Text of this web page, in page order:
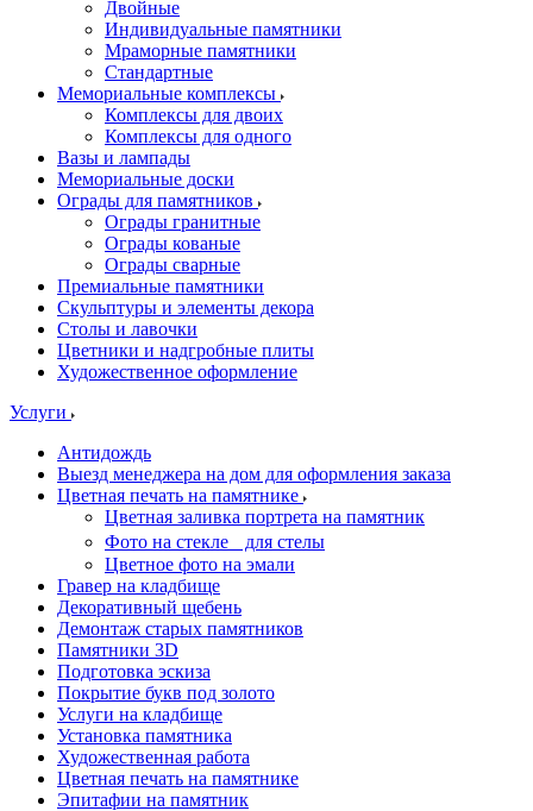
Двойные
Индивидуальные памятники
Мраморные памятники
Стандартные
Мемориальные комплексы
Комплексы для двоих
Комплексы для одного
Вазы и лампады
Мемориальные доски
Ограды для памятников
Ограды гранитные
Ограды кованые
Ограды сварные
Премиальные памятники
Скульптуры и элементы декора
Столы и лавочки
Цветники и надгробные плиты
Художественное оформление
Услуги
Антидождь
Выезд менеджера на дом для оформления заказа
Цветная печать на памятнике
Цветная заливка портрета на памятник
Фото на стекле для стелы
Цветное фото на эмали
Гравер на кладбище
Декоративный щебень
Демонтаж старых памятников
Памятники 3D
Подготовка эскиза
Покрытие букв под золото
Услуги на кладбище
Установка памятника
Художественная работа
Цветная печать на памятнике
Эпитафии на памятник